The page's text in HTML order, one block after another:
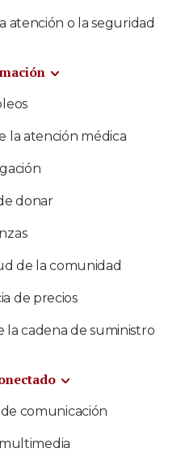
atención o la seguridad
la atención médica
donar
de la comunidad
de precios
la cadena de suministro
comunicación